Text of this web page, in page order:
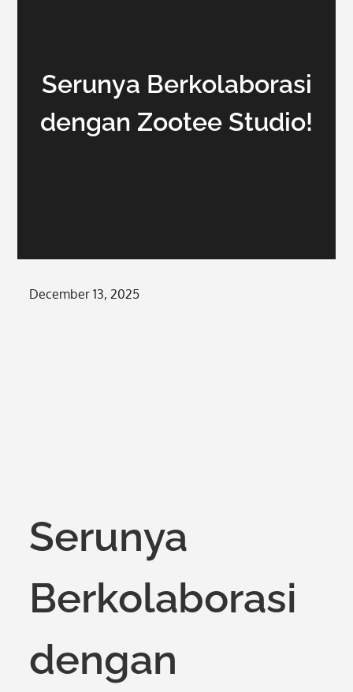
Serunya Berkolaborasi
dengan Zootee Studio!
Posted
December 13, 2025
Serunya
Berkolaborasi
dengan